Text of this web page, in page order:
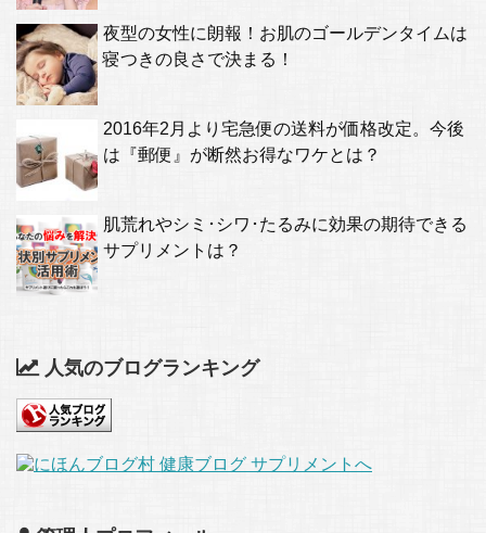
夜型の女性に朗報！お肌のゴールデンタイムは
寝つきの良さで決まる！
2016年2月より宅急便の送料が価格改定。今後
は『郵便』が断然お得なワケとは？
肌荒れやシミ･シワ･たるみに効果の期待できる
サプリメントは？
人気のブログランキング